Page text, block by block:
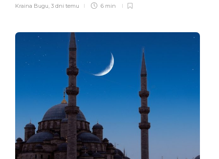
Kraina Bugu, 3 dni temu 6 min